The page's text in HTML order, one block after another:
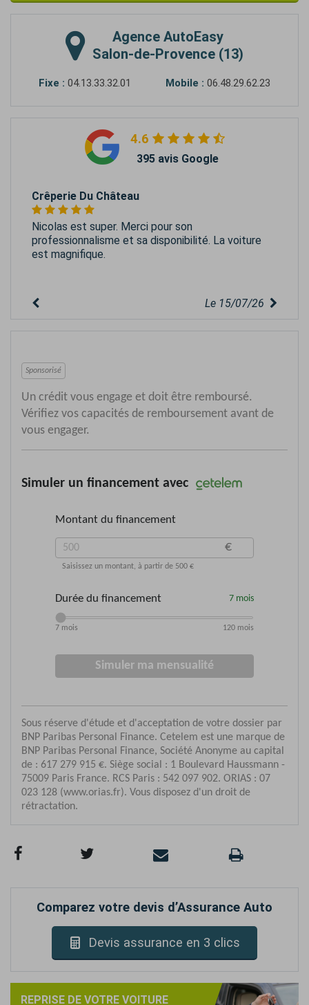
Agence AutoEasy
Salon-de-Provence (13)
Fixe : 04.13.33.32.01 Mobile : 06.48.29.62.23
4.6
395 avis Google
Crêperie Du Château
Nicolas est super. Merci pour son
professionnalisme et sa disponibilité. La voiture
est magnifique.
Le 15/07/26
Comparez votre devis d’Assurance Auto
Devis assurance en 3 clics
REPRISE DE VOTRE VOITURE